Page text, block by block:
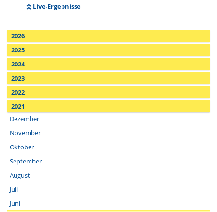
Live-Ergebnisse
2026
2025
2024
2023
2022
2021
Dezember
November
Oktober
September
August
Juli
Juni